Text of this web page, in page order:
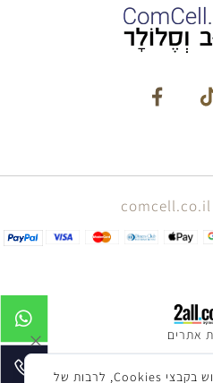
comcell.co.il
אתרים
לידיעתך, באתרנו נעשה שימוש בקבצי Cookies, לרבות של